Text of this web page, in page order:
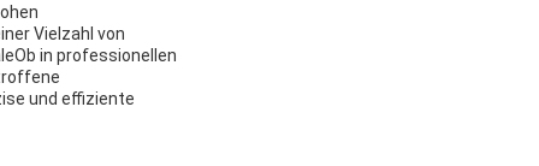
Vielzahl von
in professionellen
und effiziente